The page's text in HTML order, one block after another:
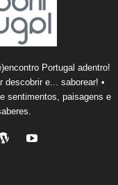
Portugal adentro!
descobrir e... saborear! •
sentimentos, paisagens e